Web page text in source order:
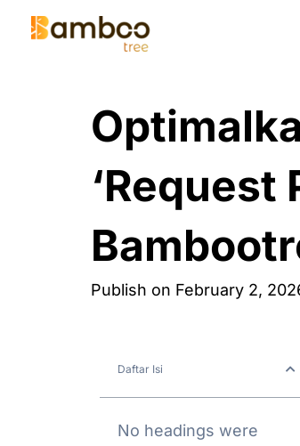
Skip
Publish on February 2,
Daftar Isi
No headings were